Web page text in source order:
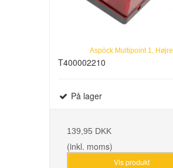
Aspöck Multipoint 1, Højre
T400002210
På lager
139,95 DKK
(inkl. moms)
Vis produkt